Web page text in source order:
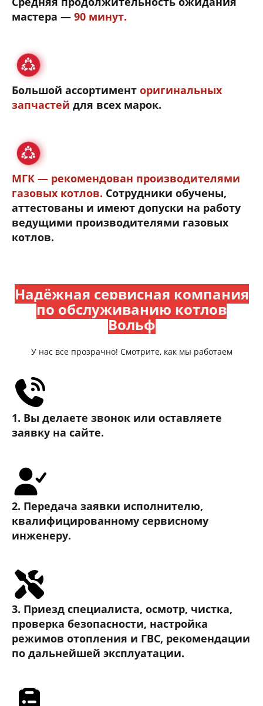
мастера — 90 минут.
Большой ассортимент оригинальных
запчастей для всех марок.
МГК — рекомендован производителями
газовых котлов. Сотрудники обучены,
аттестованы и имеют допуски на работу
ведущими производителями газовых
котлов.
Надёжная сервисная компания
по обслуживанию котлов
Вольф
У нас все прозрачно! Смотрите, как мы работаем
1. Вы делаете звонок или оставляете
заявку на сайте.
2. Передача заявки исполнителю,
квалифицированному сервисному
инженеру.
3. Приезд специалиста, осмотр, чистка,
проверка безопасности, настройка
режимов отопления и ГВС, рекомендации
по дальнейшей эксплуатации.